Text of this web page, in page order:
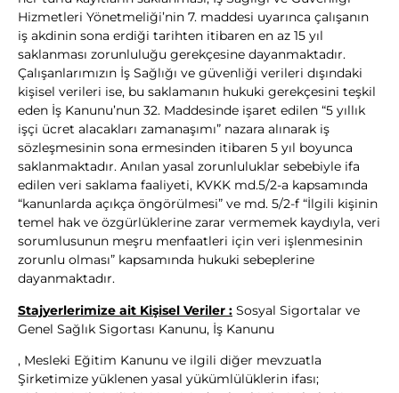
Hizmetleri Yönetmeliği’nin 7. maddesi uyarınca çalışanın
iş akdinin sona erdiği tarihten itibaren en az 15 yıl
saklanması zorunluluğu gerekçesine dayanmaktadır.
Çalışanlarımızın İş Sağlığı ve güvenliği verileri dışındaki
kişisel verileri ise, bu saklamanın hukuki gerekçesini teşkil
eden İş Kanunu’nun 32. Maddesinde işaret edilen “5 yıllık
işçi ücret alacakları zamanaşımı” nazara alınarak iş
sözleşmesinin sona ermesinden itibaren 5 yıl boyunca
saklanmaktadır. Anılan yasal zorunluluklar sebebiyle ifa
edilen veri saklama faaliyeti, KVKK md.5/2-a kapsamında
“kanunlarda açıkça öngörülmesi” ve md. 5/2-f “İlgili kişinin
temel hak ve özgürlüklerine zarar vermemek kaydıyla, veri
sorumlusunun meşru menfaatleri için veri işlenmesinin
zorunlu olması” kapsamında hukuki sebeplerine
dayanmaktadır.
Stajyerlerimize ait Kişisel Veriler : Sosyal Sigortalar ve
Genel Sağlık Sigortası Kanunu, İş Kanunu
, Mesleki Eğitim Kanunu ve ilgili diğer mevzuatla
Şirketimize yüklenen yasal yükümlülüklerin ifası;